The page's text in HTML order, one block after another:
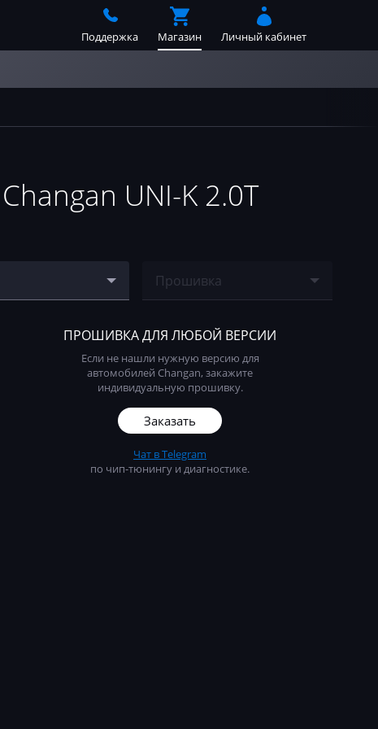
Поддержка Магазин Личный кабинет
UNI-K 2.0T
Прошивка
ПРОШИВКА ДЛЯ ЛЮБОЙ ВЕРСИИ
Если не нашли нужную версию для
автомобилей Changan, закажите
индивидуальную прошивку.
Заказать
Чат в Telegram
по чип-тюнингу и диагностике.